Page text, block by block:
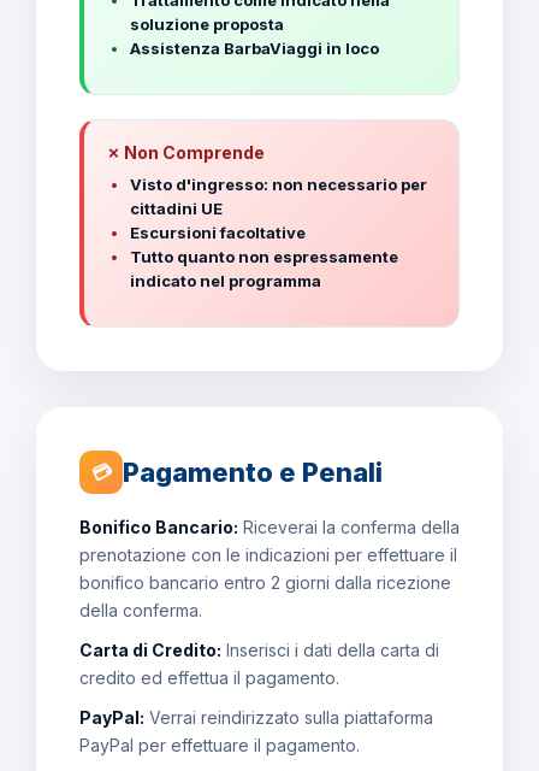
soluzione proposta
Assistenza BarbaViaggi in loco
✗ Non Comprende
Visto d'ingresso: non necessario per
cittadini UE
Escursioni facoltative
Tutto quanto non espressamente
indicato nel programma
💳 Pagamento e Penali
Bonifico Bancario: Riceverai la conferma della
prenotazione con le indicazioni per effettuare il
bonifico bancario entro 2 giorni dalla ricezione
della conferma.
Carta di Credito: Inserisci i dati della carta di
credito ed effettua il pagamento.
PayPal: Verrai reindirizzato sulla piattaforma
PayPal per effettuare il pagamento.